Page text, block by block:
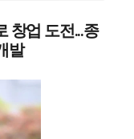
창업 도전...종
발